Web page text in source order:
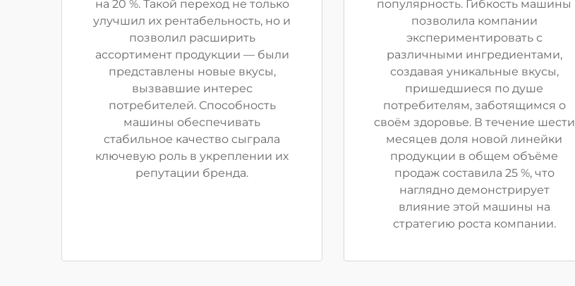
на 20 %. Такой переход не только
улучшил их рентабельность, но и
позволил расширить
ассортимент продукции — были
представлены новые вкусы,
вызвавшие интерес
потребителей. Способность
машины обеспечивать
стабильное качество сыграла
ключевую роль в укреплении их
репутации бренда.
популярность. Гибкость машины
позволила компании
экспериментировать с
различными ингредиентами,
создавая уникальные вкусы,
пришедшиеся по душе
потребителям, заботящимся о
своём здоровье. В течение шести
месяцев доля новой линейки
продукции в общем объёме
продаж составила 25 %, что
наглядно демонстрирует
влияние этой машины на
стратегию роста компании.